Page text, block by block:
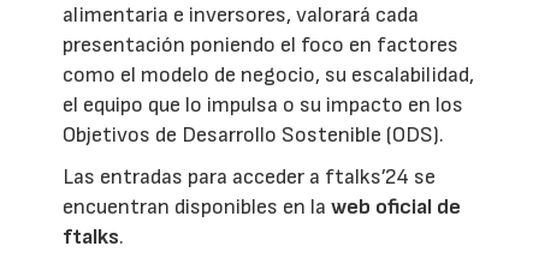
alimentaria e inversores, valorará cada
presentación poniendo el foco en factores
como el modelo de negocio, su escalabilidad,
el equipo que lo impulsa o su impacto en los
Objetivos de Desarrollo Sostenible (ODS).
Las entradas para acceder a ftalks’24 se
encuentran disponibles en la web oficial de
ftalks.